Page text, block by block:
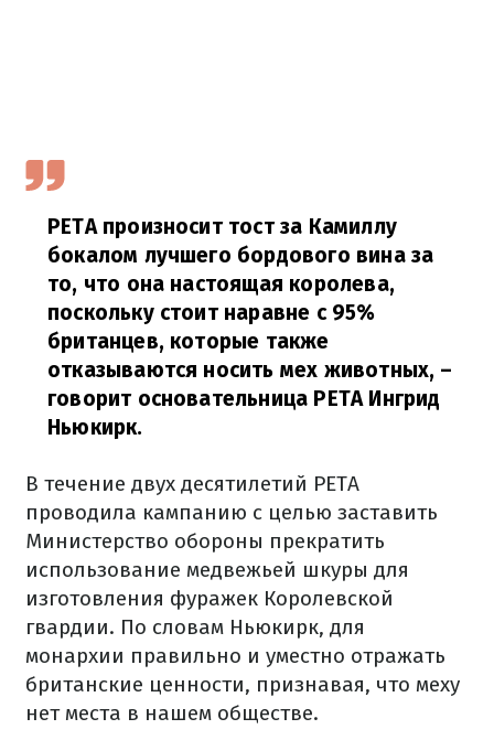
PETA произносит тост за Камиллу
бокалом лучшего бордового вина за
то, что она настоящая королева,
поскольку стоит наравне с 95%
британцев, которые также
отказываются носить мех животных, –
говорит основательница PETA Ингрид
Ньюкирк.
В течение двух десятилетий PETA
проводила кампанию с целью заставить
Министерство обороны прекратить
использование медвежьей шкуры для
изготовления фуражек Королевской
гвардии. По словам Ньюкирк, для
монархии правильно и уместно отражать
британские ценности, признавая, что меху
нет места в нашем обществе.